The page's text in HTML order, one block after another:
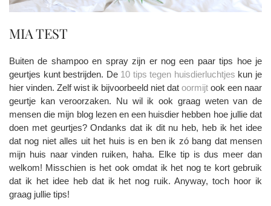
MIA TEST
Buiten de shampoo en spray zijn er nog een paar tips hoe je
geurtjes kunt bestrijden. De 10 tips tegen huisdierluchtjes kun je
hier vinden. Zelf wist ik bijvoorbeeld niet dat oormijt ook een naar
geurtje kan veroorzaken. Nu wil ik ook graag weten van de
mensen die mijn blog lezen en een huisdier hebben hoe jullie dat
doen met geurtjes? Ondanks dat ik dit nu heb, heb ik het idee
dat nog niet alles uit het huis is en ben ik zó bang dat mensen
mijn huis naar vinden ruiken, haha. Elke tip is dus meer dan
welkom! Misschien is het ook omdat ik het nog te kort gebruik
dat ik het idee heb dat ik het nog ruik. Anyway, toch hoor ik
graag jullie tips!